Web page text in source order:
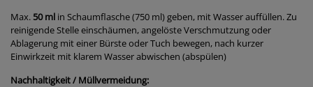
Max. 50 ml in Schaumflasche (750 ml) geben, mit Wasser auffüllen. Zu
reinigende Stelle einschäumen, angelöste Verschmutzung oder
Ablagerung mit einer Bürste oder Tuch bewegen, nach kurzer
Einwirkzeit mit klarem Wasser abwischen (abspülen)
Nachhaltigkeit / Müllvermeidung: